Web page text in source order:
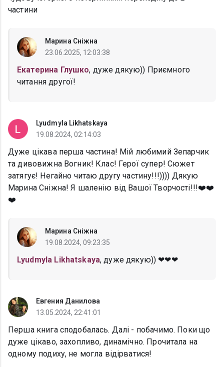
частини
Марина Сніжна
23.06.2025, 12:03:38
Екатерина Глушко, дуже дякую)) Приємного
читання другої!
Lyudmyla Likhatskaya
19.08.2024, 02:14:03
Дуже цікава перша частина! Мій любимий Зепарчик
та дивовижна Вогник! Клас! Герої супер! Сюжет
затягує! Негайно читаю другу частину!!!)))) Дякую
Марина Сніжна! Я шаленію від Вашої Творчості!!!❤️❤️
❤️
Марина Сніжна
19.08.2024, 09:23:35
Lyudmyla Likhatskaya, дуже дякую)) ❤❤❤
Евгения Данилова
13.05.2024, 22:41:01
Перша книга сподобалась. Далі - побачимо. Поки що
дуже цікаво, захопливо, динамічно. Прочитала на
одному подиху, не могла відірватися!